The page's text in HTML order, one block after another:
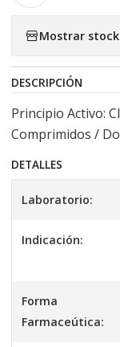
Mostrar
DESCRIPCIÓN
Principio Activo:
Comprimidos /
DETALLES
Laboratorio:
Indicación:
Forma
Farmaceútica: